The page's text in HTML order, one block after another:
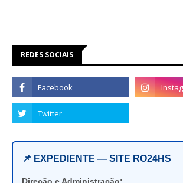
REDES SOCIAIS
📌 EXPEDIENTE — SITE RO24HS
Direção e Administração: